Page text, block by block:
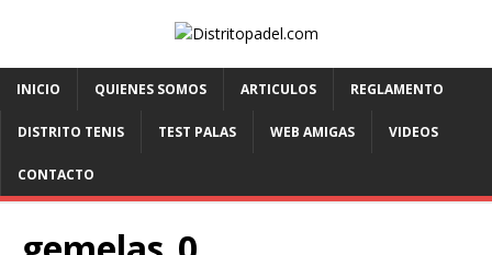
INICIO QUIENES SOMOS ARTICULOS REGLAMENTO
DISTRITO TENIS TEST PALAS WEB AMIGAS VIDEOS
CONTACTO